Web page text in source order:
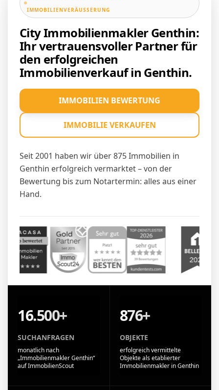
IMMOBILIENVERÄUSSERUNG
City Immobilienmakler Genthin:
Ihr vertrauensvoller Partner für
den erfolgreichen
Immobilienverkauf in Genthin.
Seit 2001 haben wir über 875 Immobilien in
Genthin erfolgreich vermarktet – von der
Bewertung bis zum Notartermin: alles aus einer
Hand.
IMMOBILIEN BEWERTUNG
IMMOBILIE VERKAUFEN
16.500+
SUCHANFRAGEN
monatlich nach
„Immobilienmakler Genthin“
auf ImmobilienScout
876+
OBJEKTE
erfolgreich vermittelte
Objekte als etablierter
Immobilienmakler in Genthin